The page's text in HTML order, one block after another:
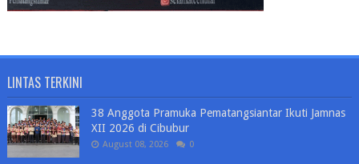
LINTAS TERKINI
38 Anggota Pramuka Pematangsiantar Ikuti Jamnas
XII 2026 di Cibubur
August 08, 2026 0